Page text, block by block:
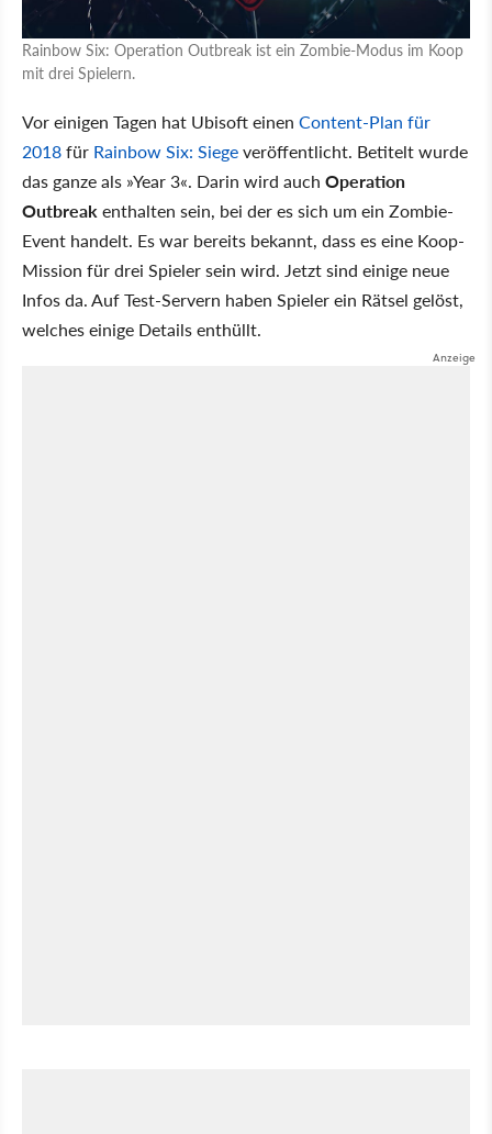
Rainbow Six: Operation Outbreak ist ein Zombie-Modus im Koop
mit drei Spielern.
Vor einigen Tagen hat Ubisoft einen Content-Plan für
2018für Rainbow Six: Siegeveröffentlicht. Betitelt wurde
das ganze als »Year 3«. Darin wird auch Operation
Outbreak enthalten sein, bei der es sich um ein Zombie-
Event handelt. Es war bereits bekannt, dass es eine Koop-
Mission für drei Spieler sein wird. Jetzt sind einige neue
Infos da. Auf Test-Servern haben Spieler ein Rätsel gelöst,
welches einige Details enthüllt.